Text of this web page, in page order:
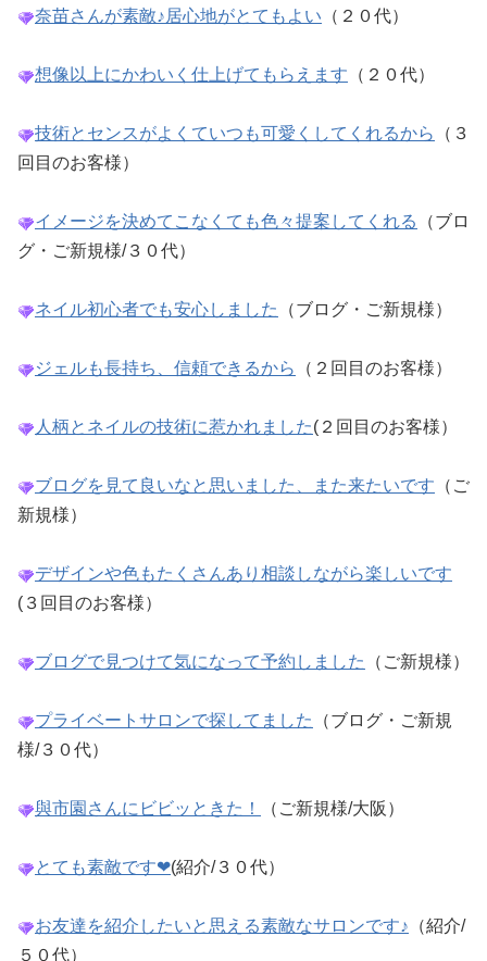
奈苗さんが素敵♪居心地がとてもよい （２０代）
想像以上にかわいく仕上げてもらえます （２０代）
技術とセンスがよくていつも可愛くしてくれるから
（３
回目のお客様）
イメージを決めてこなくても色々提案してくれる
（ブロ
グ・ご新規様/３０代）
ネイル初心者でも安心しました （ブログ・ご新規様）
ジェルも長持ち、信頼できるから （２回目のお客様）
人柄とネイルの技術に惹かれました(２回目のお客様）
ブログを見て良いなと思いました、また来たいです （ご
新規様）
デザインや色もたくさんあり相談しながら楽しいです
(３回目のお客様）
ブログで見つけて気になって予約しました （ご新規様）
プライベートサロンで探してました
（ブログ・ご新規
様/３０代）
與市園さんにビビッときた！ （ご新規様/大阪）
とても素敵です❤(紹介/３０代）
お友達を紹介したいと思える素敵なサロンです♪ （紹介/
５０代）